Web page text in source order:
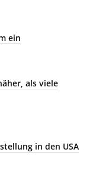
ein
als viele
in den USA